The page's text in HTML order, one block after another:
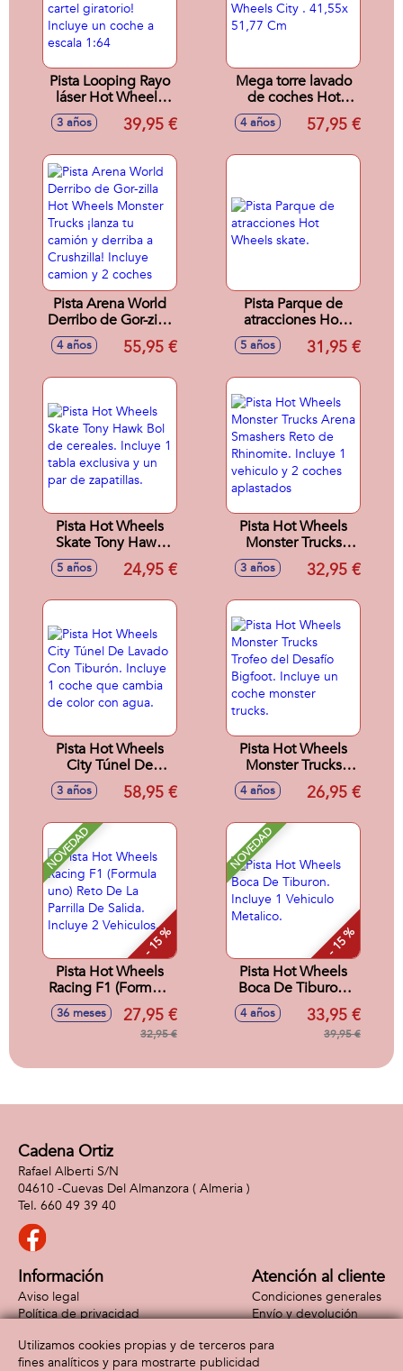
Pista Looping Rayo
láser Hot Wheels
Neon Speeders
¡con cartel giratorio!
escala 1:64
3 años 39,95 €
Mega torre lavado
de coches Hot
Wheels City .
41,55x 51,77 Cm
4 años 57,95 €
Pista Arena World
Derribo de Gor-zilla
Hot Wheels
Monster Trucks
derriba a Crushzilla!
Incluye camion y 2
coches
4 años 55,95 €
Pista Parque de
atracciones Hot
Wheels skate.
5 años 31,95 €
Pista Hot Wheels
Skate Tony Hawk
Bol de cereales.
Incluye 1 tabla
5 años 24,95 €
Pista Hot Wheels
Monster Trucks
Arena Smashers
Reto de Rhinomite.
aplastados
3 años 32,95 €
Pista Hot Wheels
City Túnel De
Lavado Con
Tiburón. Incluye 1
de color con agua.
3 años 58,95 €
Pista Hot Wheels
Monster Trucks
Trofeo del Desafío
Bigfoot. Incluye un
trucks.
4 años 26,95 €
NOVEDAD
- 15 %
Pista Hot Wheels
Racing F1 (Formula
uno) Reto De La
Parrilla De Salida.
Incluye 2 Vehiculos.
36 meses 27,95 €
32,95 €
NOVEDAD
- 15 %
Pista Hot Wheels
Boca De Tiburon.
Incluye 1 Vehiculo
Metalico.
4 años 33,95 €
39,95 €
Cadena Ortiz
Rafael Alberti S/N
04610 -Cuevas Del Almanzora ( Almeria )
660 49 39 40
Información
Aviso legal
Política de privacidad
Atención al cliente
Condiciones generales
Envío y devolución
Formas de pago
Utilizamos cookies propias y de terceros para
fines analíticos y para mostrarte publicidad